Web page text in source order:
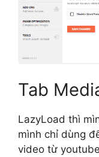
Tab
LazyLoad thì
mình chỉ dùng
video từ